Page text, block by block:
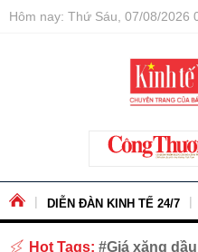
Hôm nay: Thứ Sáu, 07/08/2026
DIỄN ĐÀN KINH TẾ 24/7
Hot Tags: Giá xăng dầu